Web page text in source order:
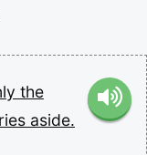
the
aside.